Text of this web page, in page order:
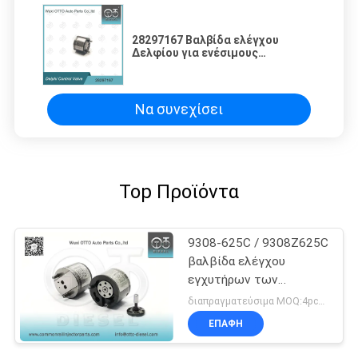
28297167 Βαλβίδα ελέγχου
Δελφίου για ενέσιμους
Να συνεχίσει
Top Προϊόντα
9308-625C / 9308Z625C
βαλβίδα ελέγχου
εγχυτήρων των
Δελφών για τον
εγχυτήρα R00101D
διαπραγματεύσιμα MOQ:4pcs/set
ΕΠΑΦΉ